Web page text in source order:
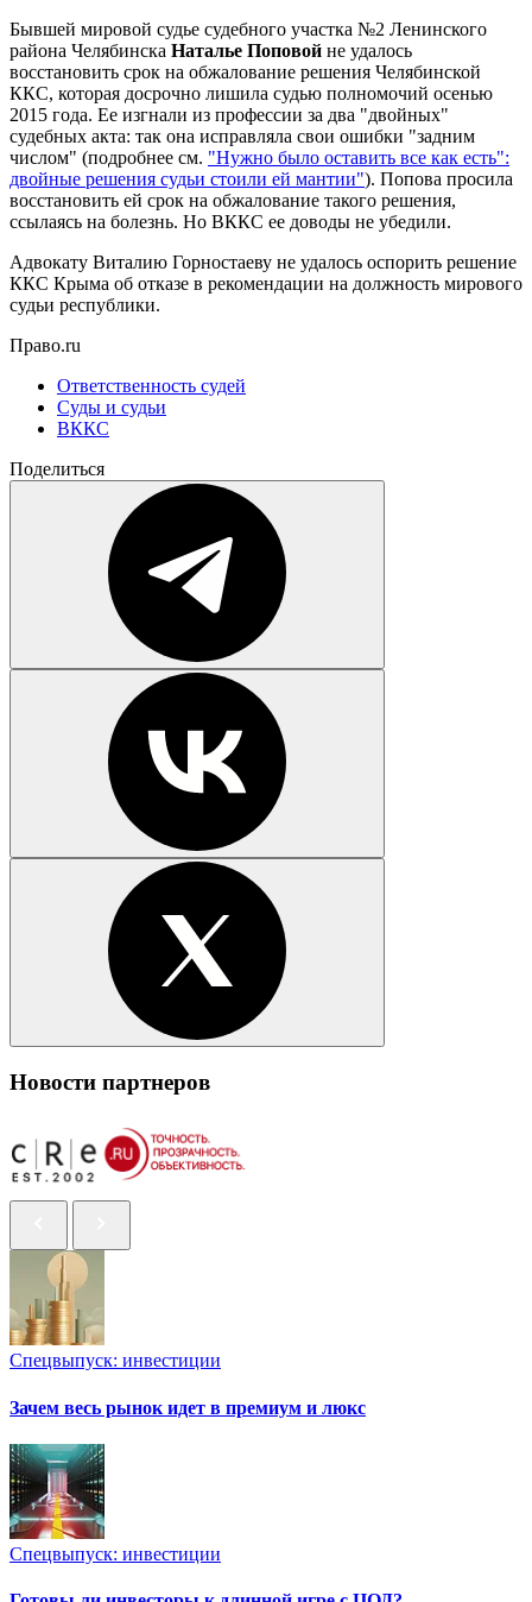
Бывшей мировой судье судебного участка №2 Ленинского
района Челябинска Наталье Поповой не удалось
восстановить срок на обжалование решения Челябинской
ККС, которая досрочно лишила судью полномочий осенью
2015 года. Ее изгнали из профессии за два "двойных"
судебных акта: так она исправляла свои ошибки "задним
числом" (подробнее см. "Нужно было оставить все как есть":
двойные решения судьи стоили ей мантии"). Попова просила
восстановить ей срок на обжалование такого решения,
ссылаясь на болезнь. Но ВККС ее доводы не убедили.
Адвокату Виталию Горностаеву не удалось оспорить решение
ККС Крыма об отказе в рекомендации на должность мирового
судьи республики.
Право.ru
Ответственность судей
Суды и судьи
ВККС
Поделиться
Новости партнеров
Спецвыпуск: инвестиции
Зачем весь рынок идет в премиум и люкс
Спецвыпуск: инвестиции